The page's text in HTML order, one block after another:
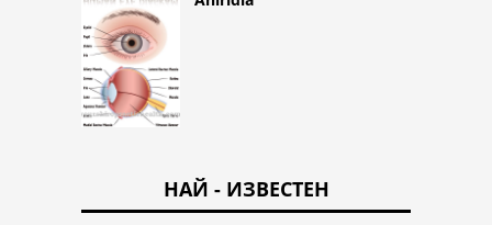
НАЙ - ИЗВЕСТЕН